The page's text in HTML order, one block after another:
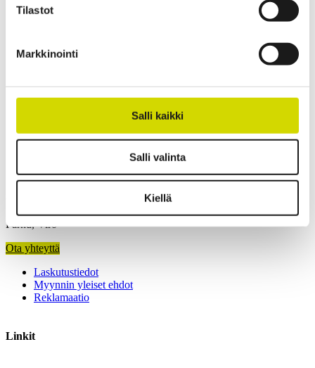
Tilastot
Markkinointi
Salli kaikki
Salli valinta
Kiellä
Korkeus
Pohjan ulkosyvyys
Kiinnostuitko? Ota yhteyttä asiantuntijaamme ja kerromme lisää
Mikkeli, Suomi
Pärnu, Viro
Ota yhteyttä
Laskutustiedot
Myynnin yleiset ehdot
Reklamaatio
Linkit